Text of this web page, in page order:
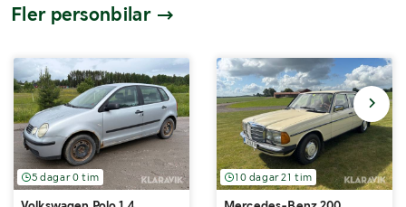
Fler personbilar
5 dagar 0 tim 10 dagar 21 tim